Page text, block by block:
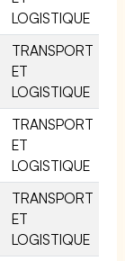
LOGISTIQUE
TRANSPORT
ET
LOGISTIQUE
TRANSPORT
ET
LOGISTIQUE
TRANSPORT
ET
LOGISTIQUE